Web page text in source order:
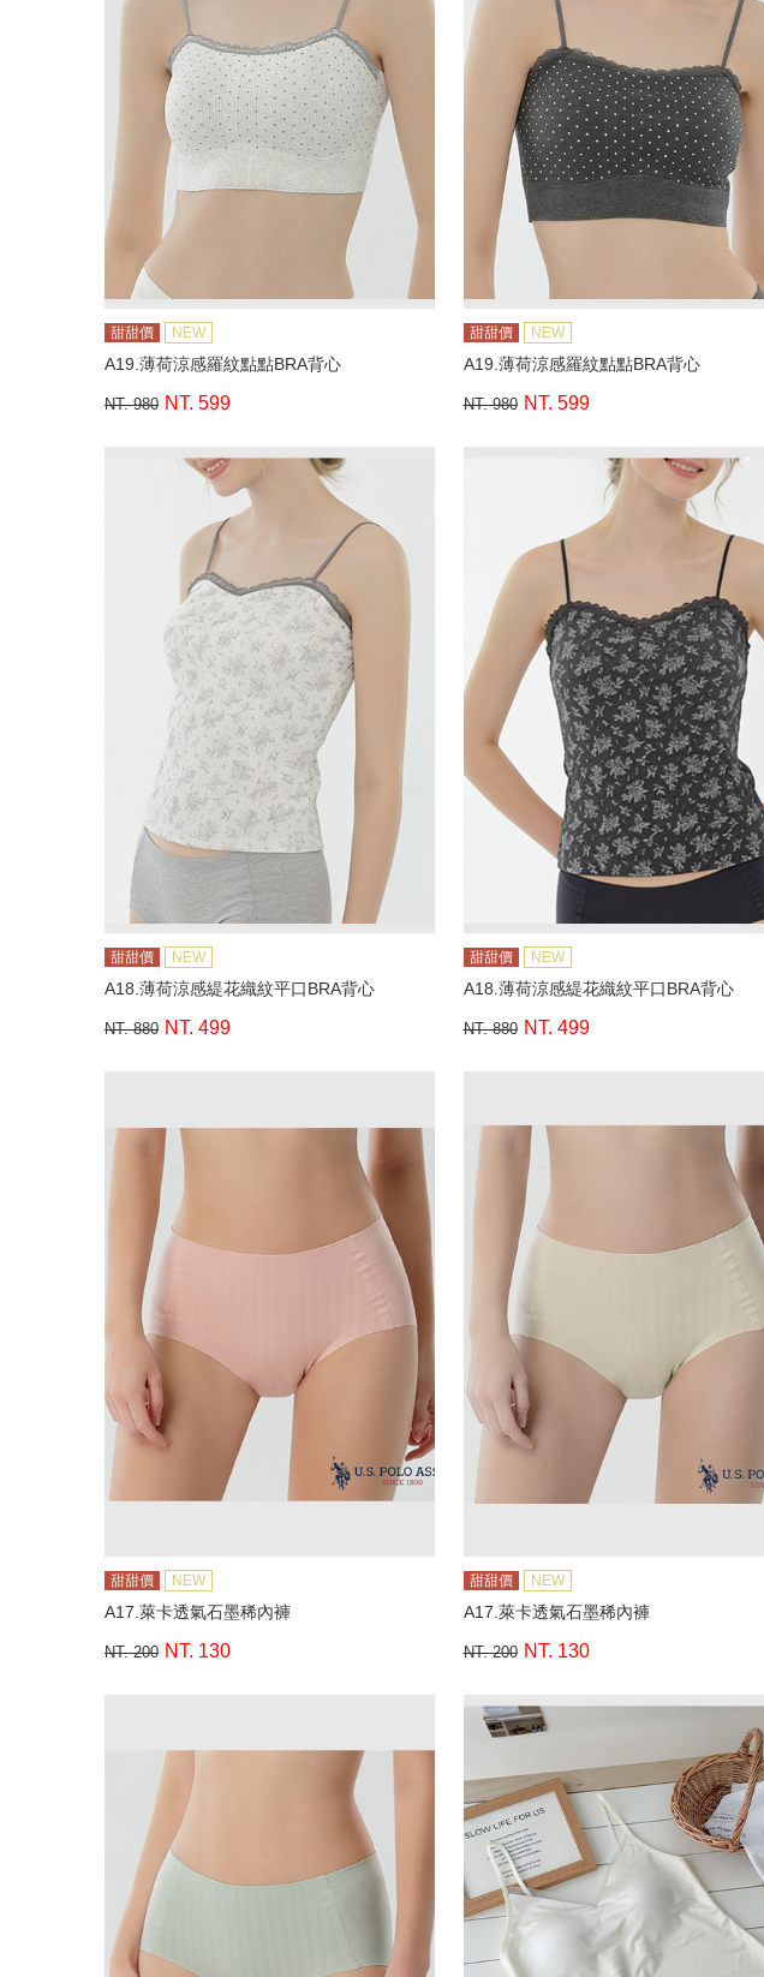
甜甜價 NEW
A19.薄荷涼感羅紋點點BRA背心
NT. 980 NT. 599
甜甜價 NEW
A19.薄荷涼感羅紋點點BRA背心
NT. 980 NT. 599
甜甜價 NEW
A18.薄荷涼感緹花織紋平口BRA背心
NT. 880 NT. 499
甜甜價 NEW
A18.薄荷涼感緹花織紋平口BRA背心
NT. 880 NT. 499
甜甜價 NEW
A17.萊卡透氣石墨稀內褲
NT. 200 NT. 130
甜甜價 NEW
A17.萊卡透氣石墨稀內褲
NT. 200 NT. 130